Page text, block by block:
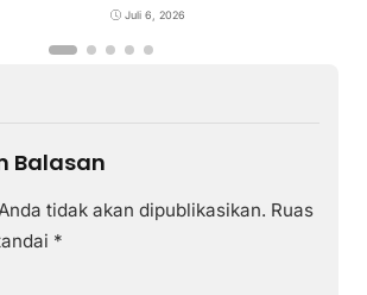
Juli 6, 2026
Balasan
tidak akan dipublikasikan. Ruas
*